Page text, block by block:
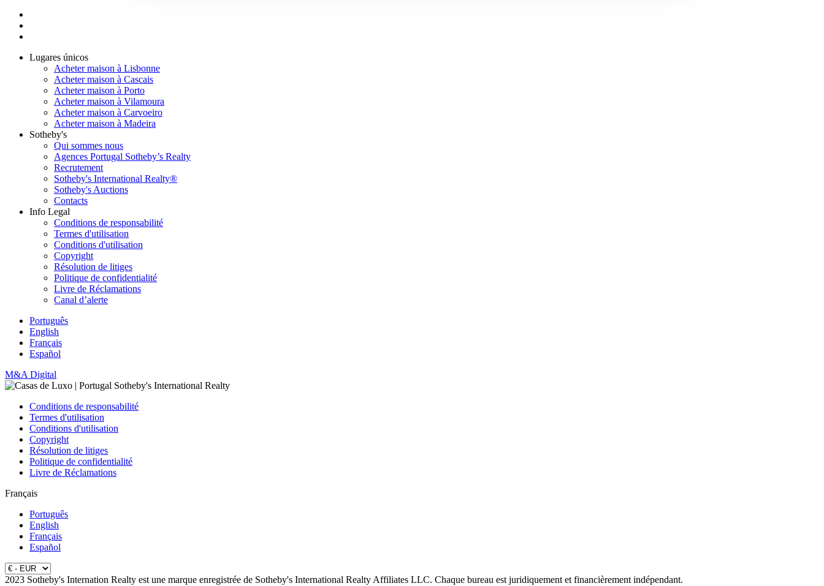
Lugares únicos
Acheter maison à Lisbonne
Acheter maison à Cascais
Acheter maison à Porto
Acheter maison à Vilamoura
Acheter maison à Carvoeiro
Acheter maison à Madeira
Sotheby's
Qui sommes nous
Agences Portugal Sotheby’s Realty
Recrutement
Sotheby's International Realty®
Sotheby's Auctions
Contacts
Info Legal
Conditions de responsabilité
Termes d'utilisation
Conditions d'utilisation
Copyright
Résolution de litiges
Politique de confidentialité
Livre de Réclamations
Canal d’alerte
Português
English
Français
Español
M&A Digital
Conditions de responsabilité
Termes d'utilisation
Conditions d'utilisation
Copyright
Résolution de litiges
Politique de confidentialité
Livre de Réclamations
Français
Português
English
Français
Español
2023 Sotheby's Internation Realty est une marque enregistrée de Sotheby's International Realty Affiliates LLC. Chaque bureau est juridiquement et financièrement indépendant.